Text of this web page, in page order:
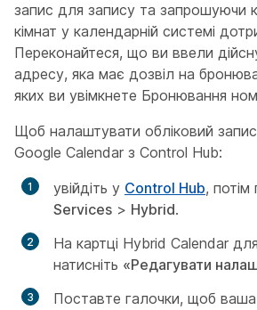
запис для запису та запрошуючи
кімнат у календарній системі
Переконайтеся, що ви ввели
адресу, яка має дозвіл на
яких ви увімкнете Бронювання
Щоб налаштувати обліковий
Google Calendar з Control Hub:
увійдіть у Control Hub, потім
Services > Hybrid.
На картці Hybrid Calendar
натисніть «Редагувати
Поставте галочки, щоб ваша